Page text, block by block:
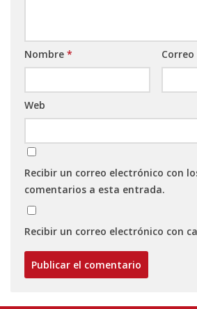
Nombre *
Web
Recibir un correo electrónico con
comentarios a esta entrada.
Recibir un correo electrónico con